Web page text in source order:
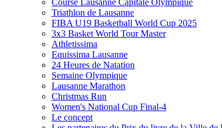
Triathlon de Lausanne
FIBA U19 Basketball World Cup 2025
3x3 Basket World Tour Master
Athletissima
Equissima Lausanne
24 Heures de Natation
Semaine Olympique
Lausanne Marathon
Christmas Run
Women's National Cup Final-4
Le concept